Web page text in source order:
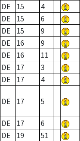
DE
15 4
DE
15 6
DE
15 9
DE
16 9
DE
16 11
DE
17 3
DE
17 4
DE 17 5
DE 17 6
DE
19 51